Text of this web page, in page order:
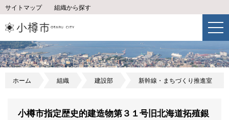
サイトマップ 組織から探す
ホーム 組織 建設部 新幹線・まちづくり推進室
小樽市指定歴史的建造物第３１号旧北海道拓殖銀